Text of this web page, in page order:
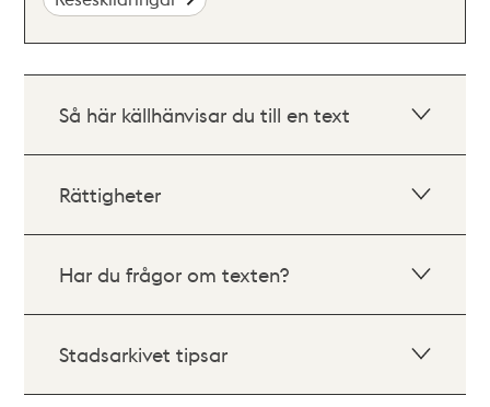
Så här källhänvisar du till en text
Rättigheter
Har du frågor om texten?
Stadsarkivet tipsar